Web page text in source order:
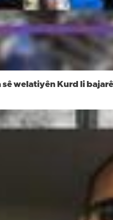
welatiyên Kurd li